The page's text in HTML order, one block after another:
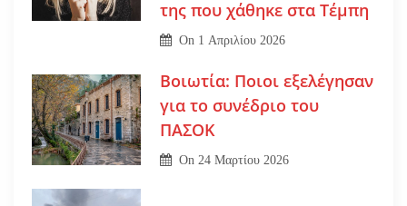
της που χάθηκε στα Τέμπη
On 1 Απριλίου 2026
Βοιωτία: Ποιοι εξελέγησαν
για το συνέδριο του
ΠΑΣΟΚ
On 24 Μαρτίου 2026